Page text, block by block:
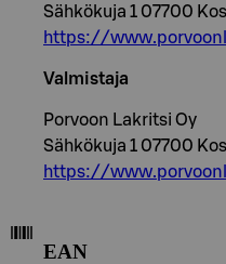
Sähkökuja 1 07700
https://
Valmistaja
Porvoon Lakritsi Oy
Sähkökuja 1 07700
https://
EAN